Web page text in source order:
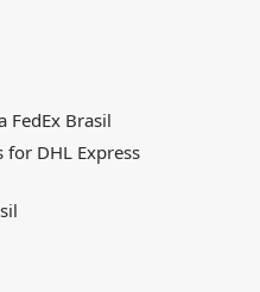
FedEx Brasil
for DHL Express